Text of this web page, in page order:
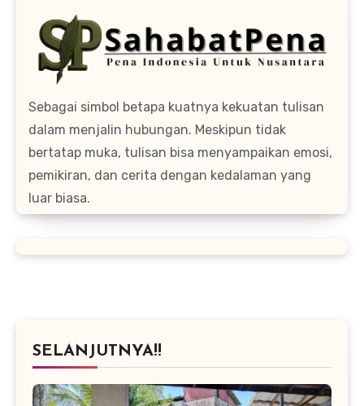
Sebagai simbol betapa kuatnya kekuatan tulisan
dalam menjalin hubungan. Meskipun tidak
bertatap muka, tulisan bisa menyampaikan emosi,
pemikiran, dan cerita dengan kedalaman yang
luar biasa.
SELANJUTNYA!!